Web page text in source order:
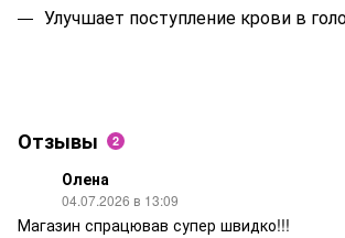
Улучшает поступление крови в
Отзывы 2
Олена
04.07.2026 в 13:09
Магазин спрацював супер швидко!!!